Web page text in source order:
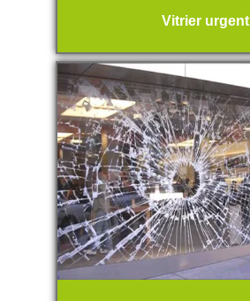
Vitrier urgent